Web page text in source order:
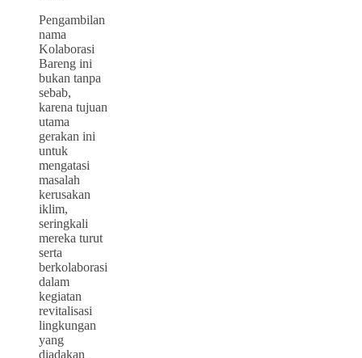
Pengambilan
nama
Kolaborasi
Bareng ini
bukan tanpa
sebab,
karena tujuan
utama
gerakan ini
untuk
mengatasi
masalah
kerusakan
iklim,
seringkali
mereka turut
serta
berkolaborasi
dalam
kegiatan
revitalisasi
lingkungan
yang
diadakan